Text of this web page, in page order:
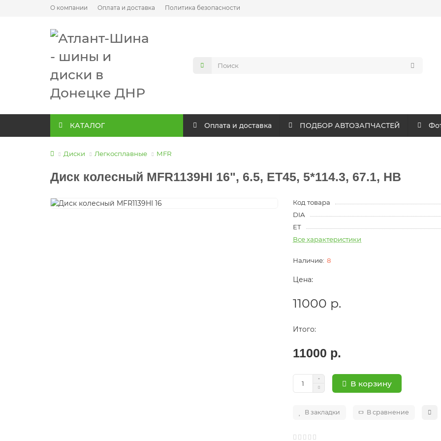
О компании Оплата и доставка Политика безопасности
КАТАЛОГ Оплата и доставка ПОДБОР АВТОЗАПЧАСТЕЙ
Диски Легкосплавные MFR
Диск колесный MFR1139HI 16", 6.5, ET45, 5*114.3, 67.1, HB
Код товара
DIA
ET
Все характеристики
8
Цена:
11000 р.
Итого:
11000 р.
В корзину
В закладки В сравнение